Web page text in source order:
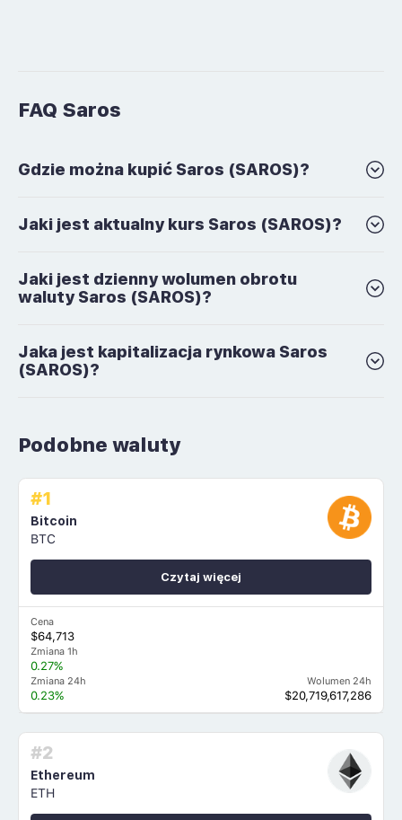
FAQ Saros
Gdzie można kupić Saros (SAROS)?
Jaki jest aktualny kurs Saros (SAROS)?
Jaki jest dzienny wolumen obrotu
waluty Saros (SAROS)?
Jaka jest kapitalizacja rynkowa Saros
(SAROS)?
Podobne waluty
#1
Bitcoin
BTC
Cena
$64,713
Zmiana 1h
0.27%
Zmiana 24h
0.23%
Wolumen 24h
$20,719,617,286
Czytaj więcej
#2
Ethereum
ETH